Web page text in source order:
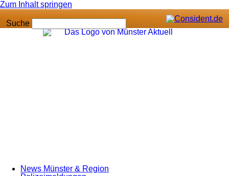
Zum Inhalt springen
Suche
News Münster & Region